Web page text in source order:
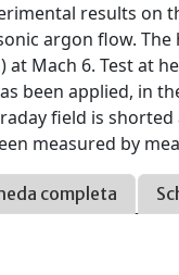
results on
argon flow.
at Mach 6. Test at
been applied, in
field is
measured by
completa